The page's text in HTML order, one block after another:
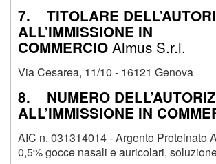
7. TITOLARE
ALL’IMMISSIONE IN
COMMERCIO Almus S.r.l.
Via Cesarea, 11/10 - 16121 Genova
8. NUMERO
ALL’IMMISSIONE IN
AIC n. 031314014 - Argento Proteinato
0,5% gocce nasali e auricolari,